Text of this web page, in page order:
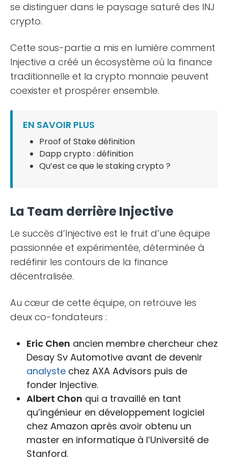
se distinguer dans le paysage saturé des INJ
crypto.
Cette sous-partie a mis en lumière comment
Injective a créé un écosystème où la finance
traditionnelle et la crypto monnaie peuvent
coexister et prospérer ensemble.
EN SAVOIR PLUS
Proof of Stake définition
Dapp crypto : définition
Qu’est ce que le staking crypto ?
La Team derrière Injective
Le succès d’Injective est le fruit d’une équipe
passionnée et expérimentée, déterminée à
redéfinir les contours de la finance
décentralisée.
Au cœur de cette équipe, on retrouve les
deux co-fondateurs :
Eric Chen ancien membre chercheur chez
Desay Sv Automotive avant de devenir
analyste chez AXA Advisors puis de
fonder Injective.
Albert Chon qui a travaillé en tant
qu’ingénieur en développement logiciel
chez Amazon après avoir obtenu un
master en informatique à l’Université de
Stanford.